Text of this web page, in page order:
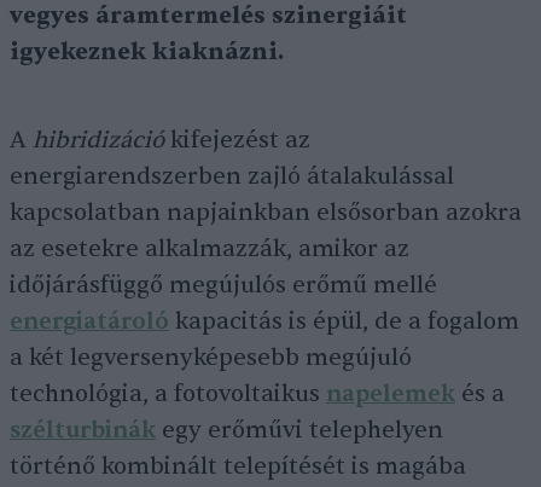
vegyes áramtermelés szinergiáit
igyekeznek kiaknázni.
A hibridizáció kifejezést az
energiarendszerben zajló átalakulással
kapcsolatban napjainkban elsősorban azokra
az esetekre alkalmazzák, amikor az
időjárásfüggő megújulós erőmű mellé
energiatároló kapacitás is épül, de a fogalom
a két legversenyképesebb megújuló
technológia, a fotovoltaikus napelemek és a
szélturbinák egy erőművi telephelyen
történő kombinált telepítését is magába